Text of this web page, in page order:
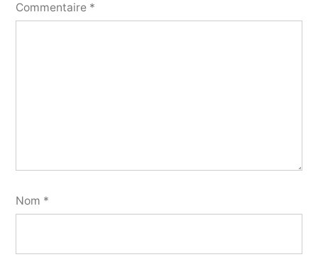
Commentaire *
Nom *